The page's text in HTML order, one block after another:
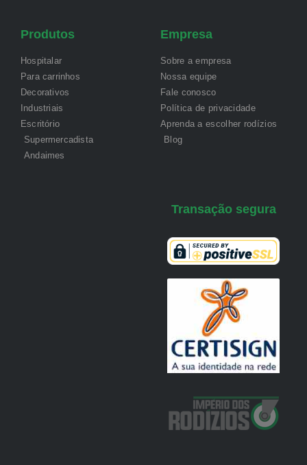
Produtos
Hospitalar
Para carrinhos
Decorativos
Industriais
Escritório
Supermercadista
Andaimes
Empresa
Sobre a empresa
Nossa equipe
Fale conosco
Política de privacidade
Aprenda a escolher rodízios
Blog
Transação segura